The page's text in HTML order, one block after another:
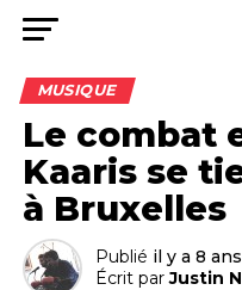
MUSIQUE
Le combat
Kaaris se
à Bruxelles
Publié il y a 8 ans
Écrit par Justin